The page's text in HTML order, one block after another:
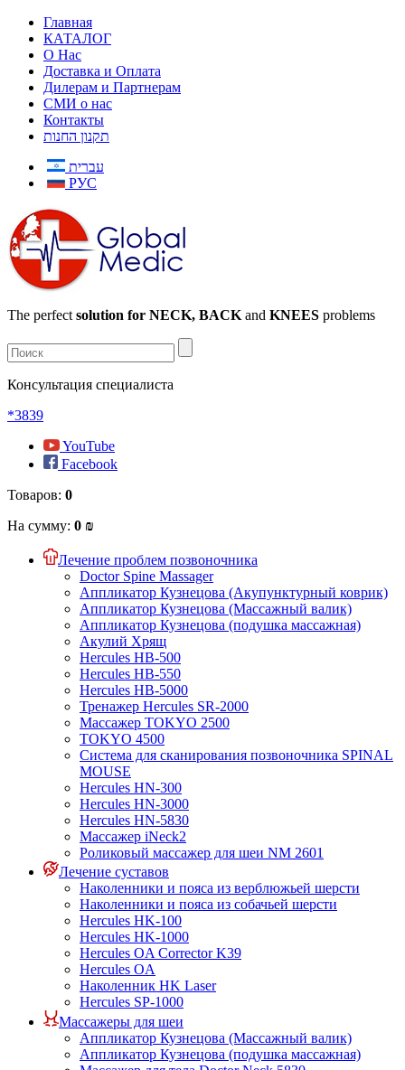
Главная
КАТАЛОГ
О Нас
Доставка и Оплата
Дилерам и Партнерам
СМИ о нас
Контакты
תקנון החנות
עברית
РУС
The perfect solution for NECK, BACK and KNEES problems
Консультация специалиста
*3839
YouTube
Facebook
Товаров: 0
На сумму: 0 ₪
Лечение проблем позвоночника
Doctor Spine Massager
Аппликатор Кузнецова (Акупунктурный коврик)
Аппликатор Кузнецова (Массажный валик)
Аппликатор Кузнецова (подушка массажная)
Акулий Хрящ
Hercules HB-500
Hercules HB-550
Hercules HB-5000
Тренажер Hercules SR-2000
Массажер TOKYO 2500
TOKYO 4500
Система для сканирования позвоночника SPINAL
MOUSE
Hercules HN-300
Hercules HN-3000
Hercules HN-5830
Массажер iNeck2
Роликовый массажер для шеи NM 2601
Лечение суставов
Наколенники и пояса из верблюжьей шерсти
Наколенники и пояса из собачьей шерсти
Hercules HK-100
Hercules HK-1000
Hercules OA Corrector K39
Hercules OA
Наколенник HK Laser
Hercules SP-1000
Массажеры для шеи
Аппликатор Кузнецова (Массажный валик)
Аппликатор Кузнецова (подушка массажная)